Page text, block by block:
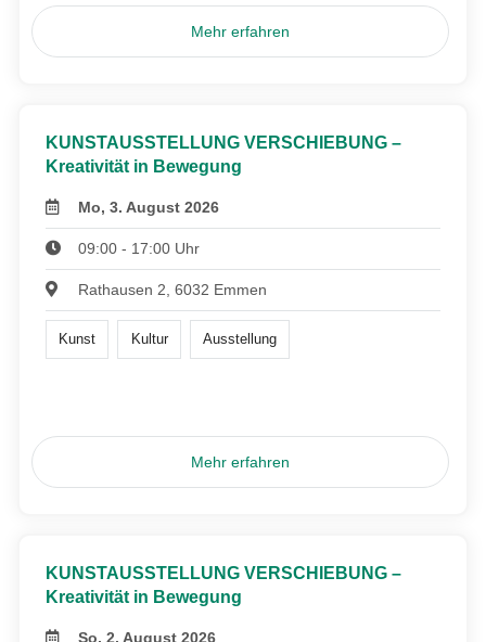
Mehr erfahren
KUNSTAUSSTELLUNG VERSCHIEBUNG –
Kreativität in Bewegung
Mo, 3. August 2026
09:00 - 17:00 Uhr
Rathausen 2, 6032 Emmen
Kunst Kultur Ausstellung
Mehr erfahren
KUNSTAUSSTELLUNG VERSCHIEBUNG –
Kreativität in Bewegung
So, 2. August 2026